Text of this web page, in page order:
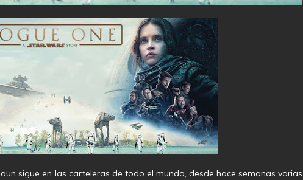
aun sigue en las carteleras de todo el mundo, desde hace semanas varias